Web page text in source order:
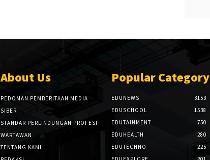
About Us
PEDOMAN PEMBERITAAN MEDIA
SIBER
STANDAR PERLINDUNGAN PROFESI
WARTAWAN
TENTANG KAMI
Popular Category
EDUNEWS
3153
EDUSCHOOL
1538
EDUTAINMENT
750
EDUHEALTH
280
EDUTECHNO
225